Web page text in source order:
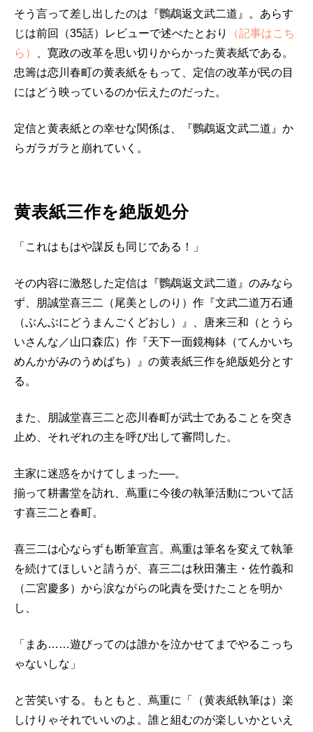
そう言って差し出したのは『鸚鵡返文武二道』。あらす
じは前回（35話）レビューで述べたとおり
（記事はこち
ら）
、寛政の改革を思い切りからかった黄表紙である。
忠籌は恋川春町の黄表紙をもって、定信の改革が民の目
にはどう映っているのか伝えたのだった。
定信と黄表紙との幸せな関係は、『鸚鵡返文武二道』か
らガラガラと崩れていく。
黄表紙三作を絶版処分
「これはもはや謀反も同じである！」
その内容に激怒した定信は『鸚鵡返文武二道』のみなら
ず、朋誠堂喜三二（尾美としのり）作『文武二道万石通
（ぶんぶにどうまんごくどおし）』、唐来三和（とうら
いさんな／山口森広）作『天下一面鏡梅鉢（てんかいち
めんかがみのうめばち）』の黄表紙三作を絶版処分とす
る。
また、朋誠堂喜三二と恋川春町が武士であることを突き
止め、それぞれの主を呼び出して審問した。
主家に迷惑をかけてしまった──。
揃って耕書堂を訪れ、蔦重に今後の執筆活動について話
す喜三二と春町。
喜三二は心ならずも断筆宣言。蔦重は筆名を変えて執筆
を続けてほしいと請うが、喜三二は秋田藩主・佐竹義和
（二宮慶多）から涙ながらの叱責を受けたことを明か
し、
「まあ……遊びってのは誰かを泣かせてまでやるこっち
ゃないしな」
と苦笑いする。もともと、蔦重に「（黄表紙執筆は）楽
しけりゃそれでいいのよ。誰と組むのが楽しいかといえ